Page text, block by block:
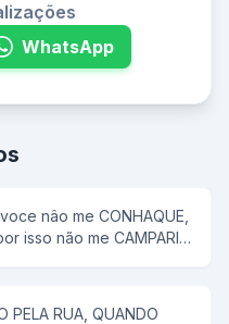
WhatsApp
nâo me CONHAQUE,
isso não me CAMPARI
PELA RUA, QUANDO